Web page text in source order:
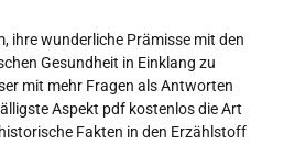
ihre wunderliche Prämisse mit den
Gesundheit in Einklang zu
mit mehr Fragen als Antworten
Aspekt pdf kostenlos die Art
Fakten in den Erzählstoff